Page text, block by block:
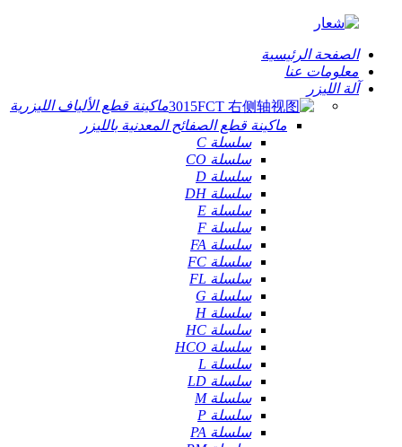
الصفحة الرئيسية
معلومات عنا
آلة الليزر
ماكينة قطع الألياف الليزرية
ماكينة قطع الصفائح المعدنية بالليزر
سلسلة C
سلسلة CO
سلسلة D
سلسلة DH
سلسلة E
سلسلة F
سلسلة FA
سلسلة FC
سلسلة FL
سلسلة G
سلسلة H
سلسلة HC
سلسلة HCO
سلسلة L
سلسلة LD
سلسلة M
سلسلة P
سلسلة PA